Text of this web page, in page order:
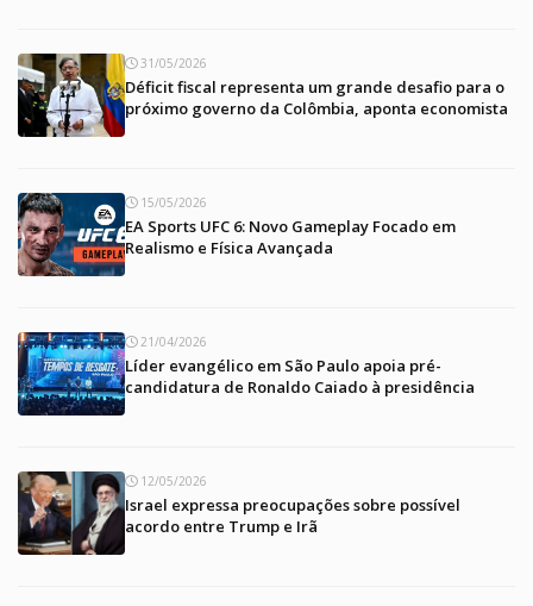
31/05/2026
Déficit fiscal representa um grande desafio para o
próximo governo da Colômbia, aponta economista
15/05/2026
EA Sports UFC 6: Novo Gameplay Focado em
Realismo e Física Avançada
21/04/2026
Líder evangélico em São Paulo apoia pré-
candidatura de Ronaldo Caiado à presidência
12/05/2026
Israel expressa preocupações sobre possível
acordo entre Trump e Irã